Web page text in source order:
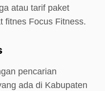
atau tarif paket
fitnes Focus Fitness.
pencarian
ada di Kabupaten